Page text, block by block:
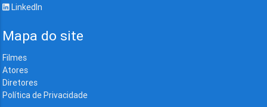
LinkedIn
Mapa do site
Filmes
Atores
Diretores
Política de Privacidade